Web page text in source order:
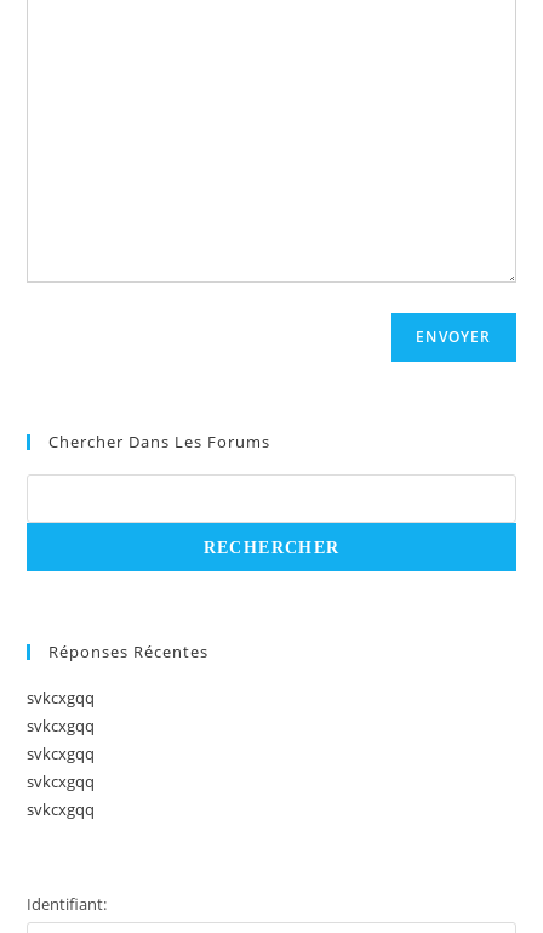
ENVOYER
Chercher Dans Les Forums
Réponses Récentes
svkcxgqq
svkcxgqq
svkcxgqq
svkcxgqq
svkcxgqq
Identifiant: